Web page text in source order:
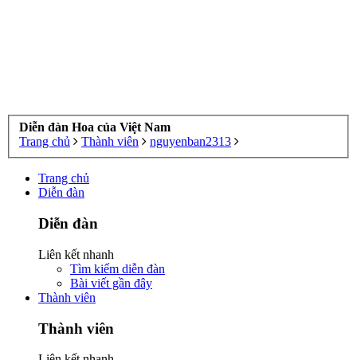
Diễn đàn Hoa của Việt Nam
Trang chủ
Thành viên nguyenban2313
Trang chủ
Diễn đàn
Diễn đàn
Liên kết nhanh
Tìm kiếm diễn đàn
Bài viết gần đây
Thành viên
Thành viên